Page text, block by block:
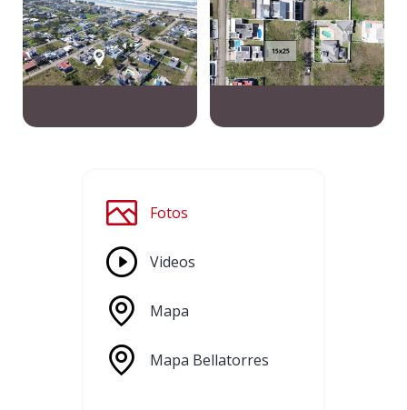
Fotos
Videos
Mapa
Mapa Bellatorres